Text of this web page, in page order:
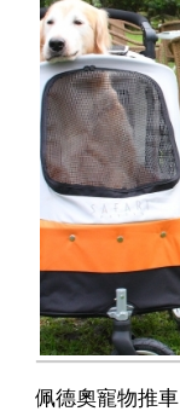
佩德奧寵物推車